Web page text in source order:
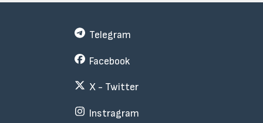
Telegram
Facebook
X - Twitter
Instragram